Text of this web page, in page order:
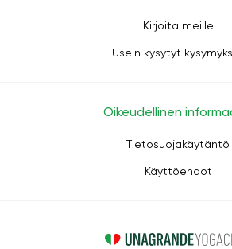
Kirjoita meille
Usein kysytyt
Oikeudellinen
Tietosuojakäytäntö
Käyttöehdot